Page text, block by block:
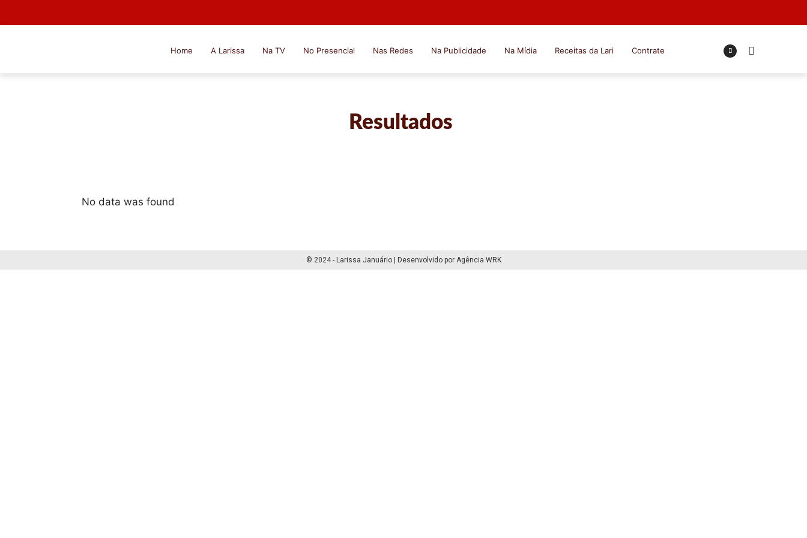
Home A Larissa Na TV No Presencial Nas Redes Na Publicidade Na Mídia Receitas da Lari Contrate
Resultados
No data was found
© 2024 - Larissa Januário | Desenvolvido por Agência WRK